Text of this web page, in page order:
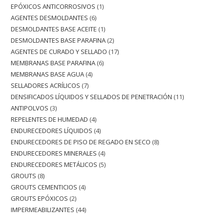
EPÓXICOS ANTICORROSIVOS 1
AGENTES DESMOLDANTES 6
DESMOLDANTES BASE ACEITE 1
DESMOLDANTES BASE PARAFINA 2
AGENTES DE CURADO Y SELLADO 17
MEMBRANAS BASE PARAFINA 6
MEMBRANAS BASE AGUA 4
SELLADORES ACRÍLICOS 7
DENSIFICADOS LÍQUIDOS Y SELLADOS DE PENETRACIÓN 11
ANTIPOLVOS 3
REPELENTES DE HUMEDAD 4
ENDURECEDORES LÍQUIDOS 4
ENDURECEDORES DE PISO DE REGADO EN SECO 8
ENDURECEDORES MINERALES 4
ENDURECEDORES METÁLICOS 5
GROUTS 8
GROUTS CEMENTICIOS 4
GROUTS EPÓXICOS 2
IMPERMEABILIZANTES 44